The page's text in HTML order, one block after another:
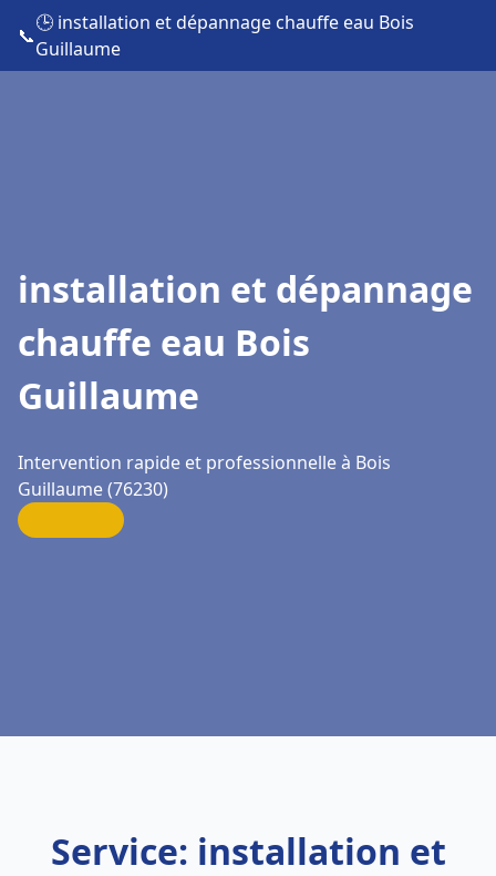
📞
🕒 installation et dépannage chauffe eau Bois
Guillaume
installation et dépannage
chauffe eau Bois
Guillaume
Intervention rapide et professionnelle à Bois
Guillaume (76230)
Service: installation et